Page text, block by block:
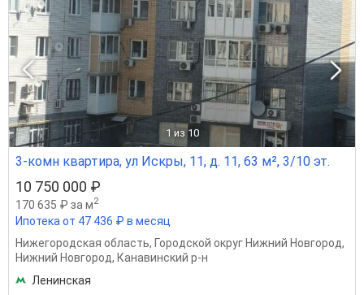
1 из 10
3-комн квартира, ул Искры, 11, д. 11, 63 м², 3/10 эт.
10 750 000 ₽
170 635 ₽ за м2
Ипотека от 47 436 ₽ в месяц
Нижегородская область, Городской округ Нижний Новгород,
Нижний Новгород, Канавинский р-н
Ленинская